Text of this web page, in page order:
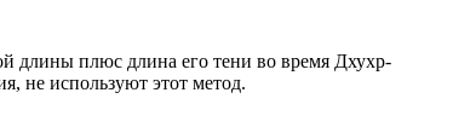
длины плюс длина его тени во время Дхухр-
не используют этот метод.